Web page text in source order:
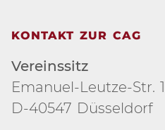
KONTAKT ZUR CAG
Vereinssitz
Emanuel-Leutze-Str. 1
D-40547 Düsseldorf